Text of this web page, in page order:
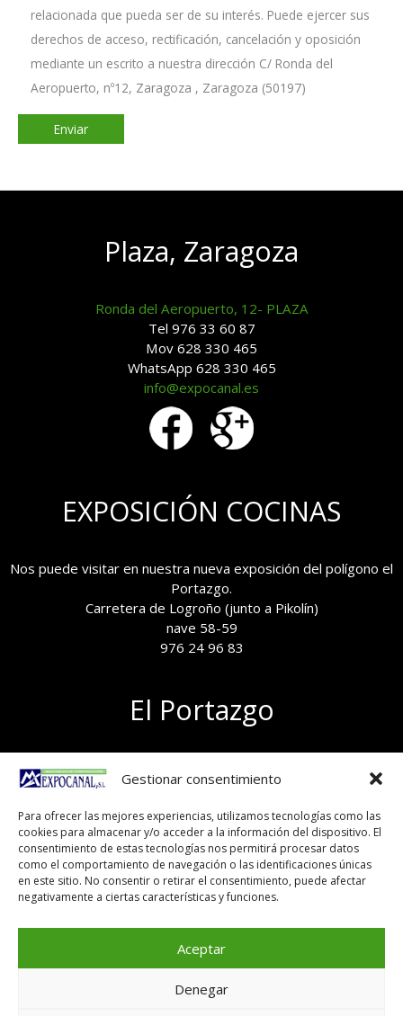
Gestionar consentimiento
Para ofrecer las mejores experiencias, utilizamos tecnologías como las
cookies para almacenar y/o acceder a la información del dispositivo. El
consentimiento de estas tecnologías nos permitirá procesar datos
como el comportamiento de navegación o las identificaciones únicas
en este sitio. No consentir o retirar el consentimiento, puede afectar
negativamente a ciertas características y funciones.
Aceptar
Denegar
relacionada que pueda ser de su interés. Puede ejercer sus
derechos de acceso, rectificación, cancelación y oposición
mediante un escrito a nuestra dirección C/ Ronda del
Aeropuerto, nº12, Zaragoza , Zaragoza (50197)
Plaza, Zaragoza
Ronda del Aeropuerto, 12- PLAZA
Tel 976 33 60 87
Mov 628 330 465
WhatsApp 628 330 465
info@expocanal.es
EXPOSICIÓN COCINAS
Nos puede visitar en nuestra nueva exposición del polígono el
Portazgo.
Carretera de Logroño (junto a Pikolín)
nave 58-59
976 24 96 83
El Portazgo
Polígono el Portazgo, nave 59
50011 Zaragoza
Tel 976 24 96 83
exposicion@expocanal.es
Aviso Legal
Política de cookies